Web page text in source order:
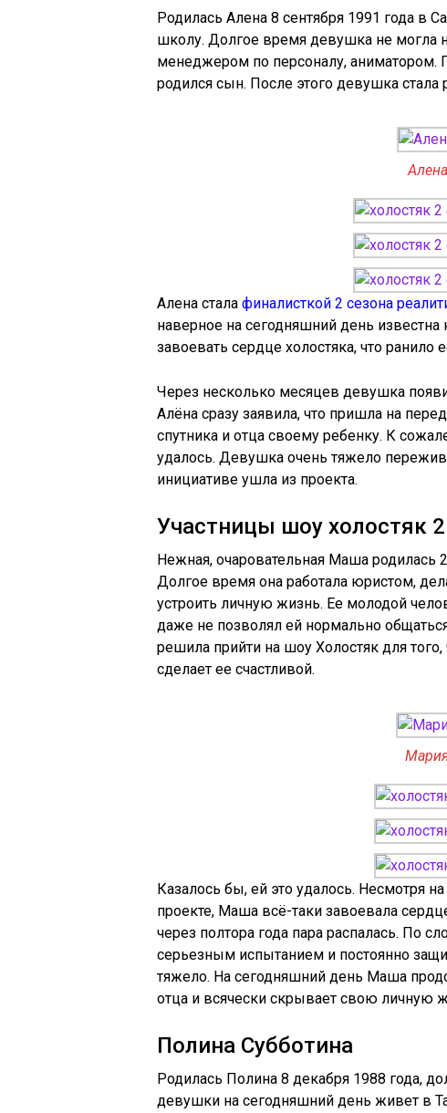
Родилась Алена 8 сентября 1991 года в
школу. Долгое время девушка не могла
менеджером по персоналу, аниматором.
родился сын. После этого девушка
Алена стала финалисткой 2 сезона
наверное на сегодняшний день
завоевать сердце холостяка, что ранило
Через несколько месяцев девушка
Алёна сразу заявила, что пришла на
спутника и отца своему ребенку. К
удалось. Девушка очень тяжело
инициативе ушла из проекта.
Участницы шоу холостяк
Нежная, очаровательная Маша родилась
Долгое время она работала юристом,
устроить личную жизнь. Ее молодой
даже не позволял ей нормально
решила прийти на шоу Холостяк для
сделает ее счастливой.
Казалось бы, ей это удалось. Несмотря
проекте, Маша всё-таки завоевала
через полтора года пара распалась. По
серьезным испытанием и постоянно
тяжело. На сегодняшний день Маша
отца и всячески скрывает свою личную
Полина Субботина
Родилась Полина 8 декабря 1988 года,
девушки на сегодняшний день живет в